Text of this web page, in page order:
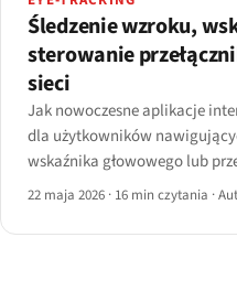
Śledzenie wzroku,
sterowanie
sieci
Jak nowoczesne aplikacje
dla użytkowników
wskaźnika głowowego lub
kryteria WCAG i wzorce
22 maja 2026 · 16 min czytania ·